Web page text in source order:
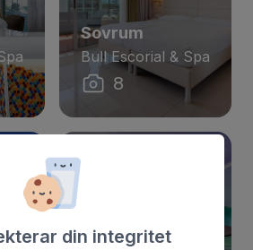
Sovrum
Bull Escorial & Spa
8
din integritet